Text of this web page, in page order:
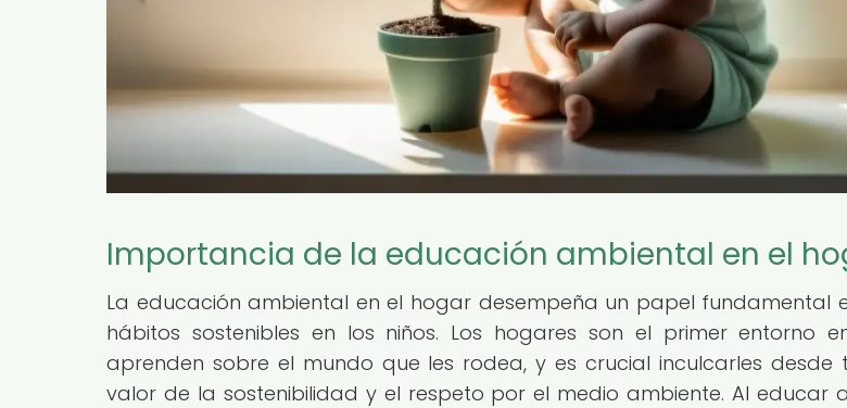
Importancia de la educación ambiental en el
La educación ambiental en el hogar desempeña un papel fundamental
hábitos sostenibles en los niños. Los hogares son el primer entorno
aprenden sobre el mundo que les rodea, y es crucial inculcarles
valor de la sostenibilidad y el respeto por el medio ambiente. Al educar